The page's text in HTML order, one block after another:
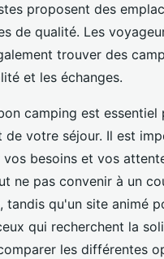
proposent des
de qualité. Les
trouver des
et les échanges.
camping est
de votre séjour. Il est
besoins et vos
ne pas convenir à un
tandis qu'un site animé
qui recherchent la
les différentes